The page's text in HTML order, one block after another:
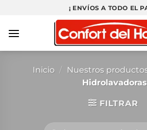
contenido
¡ ENVÍOS A TODO EL
Inicio / Nuestros
Hidrolavadoras
FILTRAR